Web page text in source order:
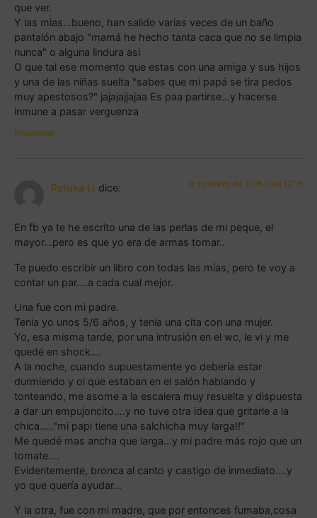
que ver.
Y las mias…bueno, han salido varias veces de un baño
pantalón abajo "mamá he hecho tanta caca que no se limpia
nunca" o alguna lindura asi
O que tal ese momento que estas con una amiga y sus hijos
y una de las niñas suelta "sabes que mi papá se tira pedos
muy apestosos?" jajajajjajaa Es paa partirse…y hacerse
inmune a pasar verguenza
Responder
Patuka Li dice: 9 de marzo de 2016 a las 13:16
En fb ya te he escrito una de las perlas de mi peque, el
mayor…pero es que yo era de armas tomar..
Te puedo escribir un libro con todas las mías, pero te voy a
contar un par….a cada cual mejor.
Una fue con mi padre.
Tenia yo unos 5/6 años, y tenía una cita con una mujer.
Yo, esa misma tarde, por una intrusión en el wc, le vi y me
quedé en shock….
A la noche, cuando supuestamente yo debería estar
durmiendo y oi que estaban en el salón hablando y
tonteando, me asome a la escalera muy resuelta y dispuesta
a dar un empujoncito….y no tuve otra idea que gritarle a la
chica….."mi papi tiene una salchicha muy larga!!"
Me quedé mas ancha que larga…y mi padre más rojo que un
tomate….
Evidentemente, bronca al canto y castigo de inmediato….y
yo que quería ayudar…
Y la otra, fue con mi madre, que por entonces fumaba,cosa